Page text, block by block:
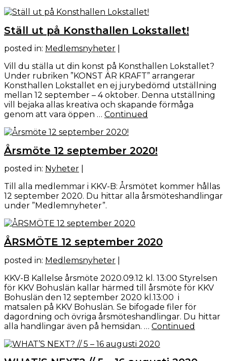
Ställ ut på Konsthallen Lokstallet!
posted in: Medlemsnyheter
Vill du ställa ut din konst på Konsthallen Lokstallet?
Under rubriken ”KONST ÄR KRAFT” arrangerar
Konsthallen Lokstallet en ej jurybedömd utställning
mellan 12 september – 4 oktober. Denna utställning
vill bejaka allas kreativa och skapande förmåga
genom att vara öppen … Continued
Årsmöte 12 september 2020!
posted in: Nyheter
Till alla medlemmar i KKV-B: Årsmötet kommer hållas
12 september 2020. Du hittar alla årsmöteshandlingar
under ”Medlemnyheter”.
ÅRSMÖTE 12 september 2020
posted in: Medlemsnyheter
KKV-B Kallelse årsmöte 2020.09.12 kl. 13:00 Styrelsen
för KKV Bohuslän kallar härmed till årsmöte för KKV
Bohuslän den 12 september 2020 kl.13:00 i
matsalen på KKV Bohuslän. Se bifogade filer för
dagordning och övriga årsmöteshandlingar. Du hittar
alla handlingar även på hemsidan. … Continued